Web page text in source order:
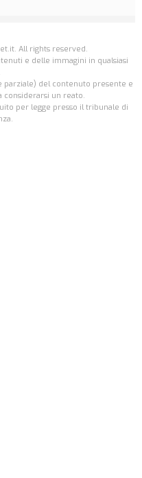
All rights reserved.
e delle immagini in qualsiasi
parziale) del contenuto presente e
considerarsi un reato.
per legge presso il tribunale di